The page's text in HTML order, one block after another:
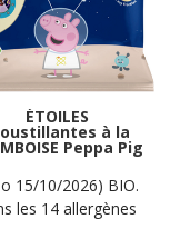
ÉTOILES
à la
Peppa Pig
BIO vegan sans
Krümel :
20 grammes
15/10/2026) BIO.
les 14 allergènes